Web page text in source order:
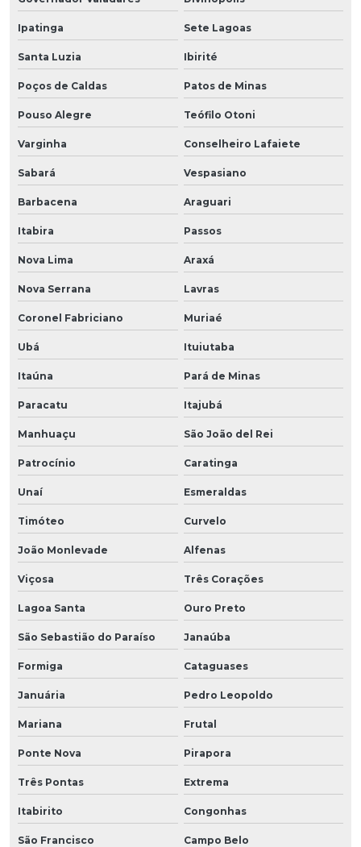
Ipatinga Sete Lagoas
Santa Luzia Ibirité
Poços de Caldas Patos de Minas
Pouso Alegre Teófilo Otoni
Varginha Conselheiro Lafaiete
Sabará Vespasiano
Barbacena Araguari
Itabira Passos
Nova Lima Araxá
Nova Serrana Lavras
Coronel Fabriciano Muriaé
Ubá Ituiutaba
Itaúna Pará de Minas
Paracatu Itajubá
Manhuaçu São João del Rei
Patrocínio Caratinga
Unaí Esmeraldas
Timóteo Curvelo
João Monlevade Alfenas
Viçosa Três Corações
Lagoa Santa Ouro Preto
São Sebastião do Paraíso Janaúba
Formiga Cataguases
Januária Pedro Leopoldo
Mariana Frutal
Ponte Nova Pirapora
Três Pontas Extrema
Itabirito Congonhas
São Francisco Campo Belo